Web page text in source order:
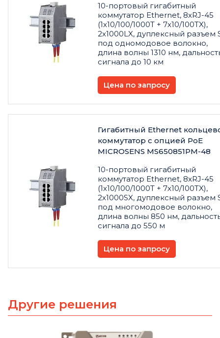
10-портовый гигабитный
коммутатор Ethernet, 8xRJ-45
(1x10/100/1000T + 7x10/100TX),
2x1000LX, дуплексный разъем
под одномодовое волокно,
длина волны 1310 нм,
сигнала до 10 км
Цена по запросу
Гигабитный Ethernet
коммутатор с опцией PoE
MICROSENS MS650851PM-48
10-портовый гигабитный
коммутатор Ethernet, 8xRJ-45
(1x10/100/1000T + 7x10/100TX),
2x1000SX, дуплексный разъем
под многомодовое волокно,
длина волны 850 нм,
сигнала до 550 м
Цена по запросу
Другие решения